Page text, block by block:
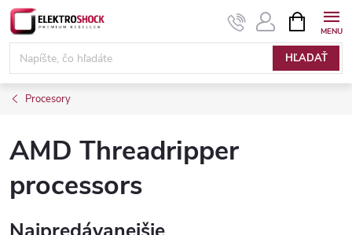
Prejsť
na
obsah
HĽADAŤ
KOŠÍK
Procesory
AMD Threadripper
processors